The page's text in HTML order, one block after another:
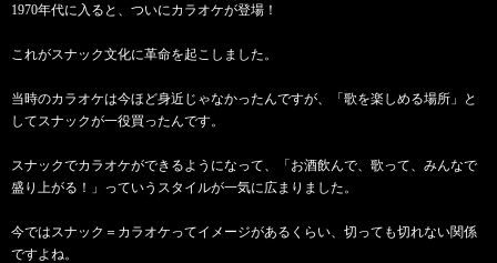
1970年代に入ると、ついにカラオケが登場！
これがスナック文化に革命を起こしました。
当時のカラオケは今ほど身近じゃなかったんですが、「歌を楽しめる場所」と
してスナックが一役買ったんです。
スナックでカラオケができるようになって、「お酒飲んで、歌って、みんなで
盛り上がる！」っていうスタイルが一気に広まりました。
今ではスナック＝カラオケってイメージがあるくらい、切っても切れない関係
ですよね。